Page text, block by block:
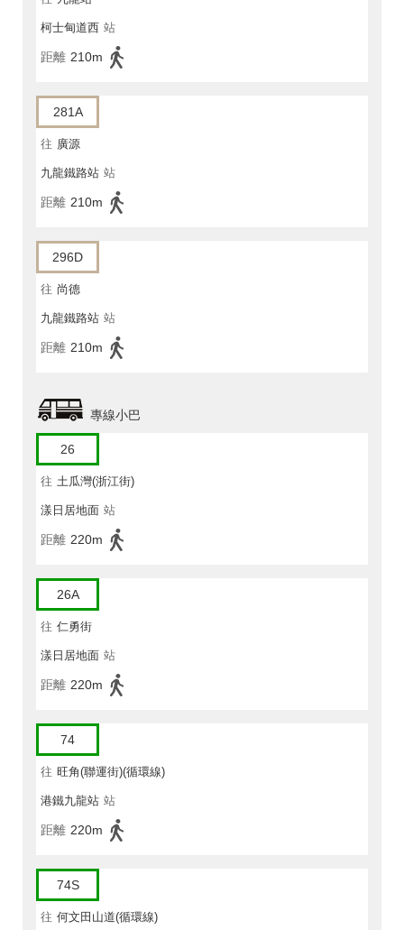
柯士甸道西 站
距離 210m
281A
往 廣源
九龍鐵路站 站
距離 210m
296D
往 尚德
九龍鐵路站 站
距離 210m
專線小巴
26
往 土瓜灣(浙江街)
漾日居地面 站
距離 220m
26A
往 仁勇街
漾日居地面 站
距離 220m
74
往 旺角(聯運街)(循環線)
港鐵九龍站 站
距離 220m
74S
往 何文田山道(循環線)